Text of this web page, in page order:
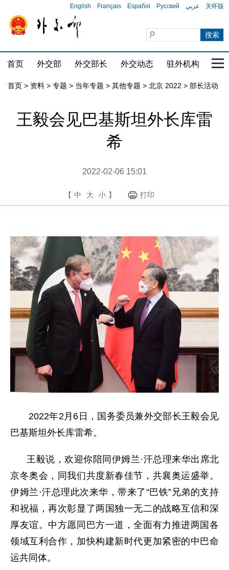
English Français Español Русский عربي 关怀版
首页 外交部 外交部长 外交动态 驻外机构 国
首页 > 资料 > 专题 > 当年专题 > 其他专题 > 北京 2022 > 部长活动
王毅会见巴基斯坦外长库雷
希
2022-02-06 15:01
【 中 大 小 】 打印
2022年2月6日，国务委员兼外交部长王毅会见
巴基斯坦外长库雷希。
王毅说，欢迎你陪同伊姆兰·汗总理来华出席北
京冬奥会，同我们共度新春佳节，共襄奥运盛举。
伊姆兰·汗总理此次来华，带来了“巴铁”兄弟的支持
和祝福，再次彰显了两国独一无二的战略互信和深
厚友谊。中方愿同巴方一道，全面有力推进两国各
领域互利合作，加快构建新时代更加紧密的中巴命
运共同体。